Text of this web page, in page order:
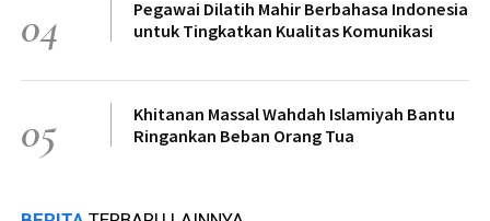
04
Pegawai Dilatih Mahir Berbahasa Indonesia
untuk Tingkatkan Kualitas Komunikasi
05
Khitanan Massal Wahdah Islamiyah Bantu
Ringankan Beban Orang Tua